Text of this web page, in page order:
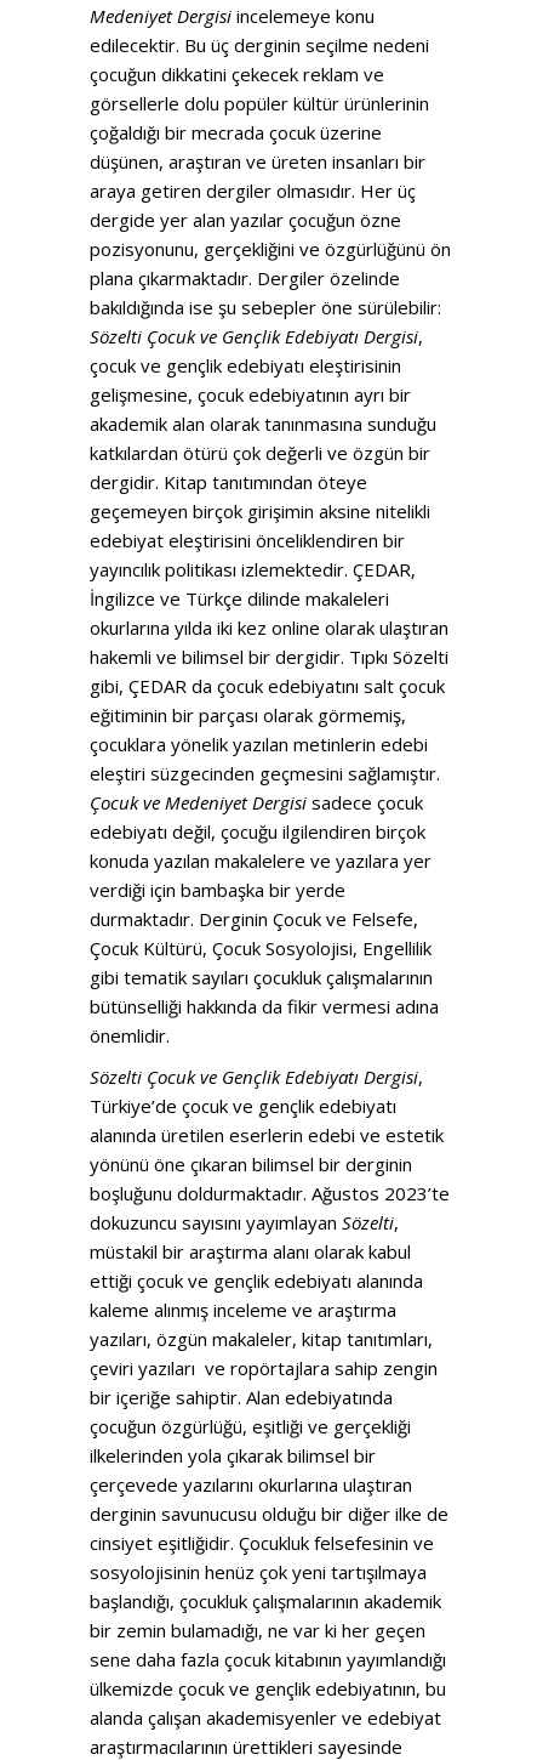
Medeniyet Dergisi incelemeye konu
edilecektir. Bu üç derginin seçilme nedeni
çocuğun dikkatini çekecek reklam ve
görsellerle dolu popüler kültür ürünlerinin
çoğaldığı bir mecrada çocuk üzerine
düşünen, araştıran ve üreten insanları bir
araya getiren dergiler olmasıdır. Her üç
dergide yer alan yazılar çocuğun özne
pozisyonunu, gerçekliğini ve özgürlüğünü ön
plana çıkarmaktadır. Dergiler özelinde
bakıldığında ise şu sebepler öne sürülebilir:
Sözelti Çocuk ve Gençlik Edebiyatı Dergisi,
çocuk ve gençlik edebiyatı eleştirisinin
gelişmesine, çocuk edebiyatının ayrı bir
akademik alan olarak tanınmasına sunduğu
katkılardan ötürü çok değerli ve özgün bir
dergidir. Kitap tanıtımından öteye
geçemeyen birçok girişimin aksine nitelikli
edebiyat eleştirisini önceliklendiren bir
yayıncılık politikası izlemektedir. ÇEDAR,
İngilizce ve Türkçe dilinde makaleleri
okurlarına yılda iki kez online olarak ulaştıran
hakemli ve bilimsel bir dergidir. Tıpkı Sözelti
gibi, ÇEDAR da çocuk edebiyatını salt çocuk
eğitiminin bir parçası olarak görmemiş,
çocuklara yönelik yazılan metinlerin edebi
eleştiri süzgecinden geçmesini sağlamıştır.
Çocuk ve Medeniyet Dergisi sadece çocuk
edebiyatı değil, çocuğu ilgilendiren birçok
konuda yazılan makalelere ve yazılara yer
verdiği için bambaşka bir yerde
durmaktadır. Derginin Çocuk ve Felsefe,
Çocuk Kültürü, Çocuk Sosyolojisi, Engellilik
gibi tematik sayıları çocukluk çalışmalarının
bütünselliği hakkında da fikir vermesi adına
önemlidir.
Sözelti Çocuk ve Gençlik Edebiyatı Dergisi,
Türkiye’de çocuk ve gençlik edebiyatı
alanında üretilen eserlerin edebi ve estetik
yönünü öne çıkaran bilimsel bir derginin
boşluğunu doldurmaktadır. Ağustos 2023’te
dokuzuncu sayısını yayımlayan Sözelti,
müstakil bir araştırma alanı olarak kabul
ettiği çocuk ve gençlik edebiyatı alanında
kaleme alınmış inceleme ve araştırma
yazıları, özgün makaleler, kitap tanıtımları,
çeviri yazıları ve ropörtajlara sahip zengin
bir içeriğe sahiptir. Alan edebiyatında
çocuğun özgürlüğü, eşitliği ve gerçekliği
ilkelerinden yola çıkarak bilimsel bir
çerçevede yazılarını okurlarına ulaştıran
derginin savunucusu olduğu bir diğer ilke de
cinsiyet eşitliğidir. Çocukluk felsefesinin ve
sosyolojisinin henüz çok yeni tartışılmaya
başlandığı, çocukluk çalışmalarının akademik
bir zemin bulamadığı, ne var ki her geçen
sene daha fazla çocuk kitabının yayımlandığı
ülkemizde çocuk ve gençlik edebiyatının, bu
alanda çalışan akademisyenler ve edebiyat
araştırmacılarının ürettikleri sayesinde